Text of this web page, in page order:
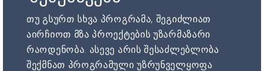
თუ გსურთ სხვა პროგრამა, შეგიძლიათ
აირჩიოთ მზა პროექტების უზარმაზარი
რაოდენობა. ასევე არის შესაძლებლობა
შექმნათ პროგრამული უზრუნველყოფა